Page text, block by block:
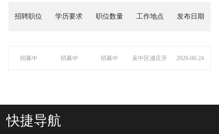
招聘职位 学历要求 职位数量 工作地点 发布日期
招募中 招募中 招募中 吴中区浦庄开
号
2020-08-24
快捷导航